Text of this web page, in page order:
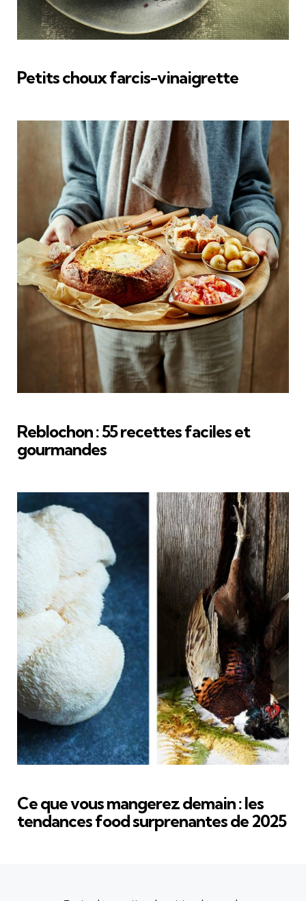
Petits choux farcis-vinaigrette
Reblochon : 55 recettes faciles et
gourmandes
Ce que vous mangerez demain : les
tendances food surprenantes de 2025